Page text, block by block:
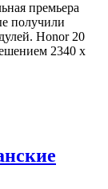
премьера
получили
Honor 20
2340 x